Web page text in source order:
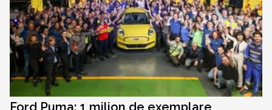
Ford Puma: 1 milion de exemplare